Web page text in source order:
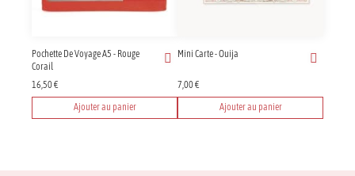
Pochette De Voyage A5 - Rouge
Corail
16,50€
Ajouter au panier
Mini Carte - Ouija
7,00€
Ajouter au panier